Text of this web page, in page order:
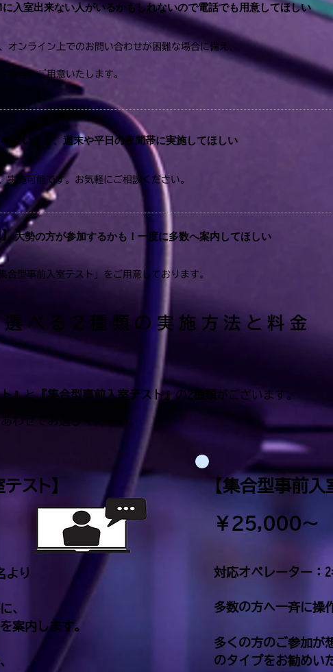
入室出来ない人がいるかもしれないので電話でも用意してほしい
オンライン上でのお問い合わせが困難な場合に備え、
番号もご用意いたします。
すいよう、週末や平日の夜間帯に実施してほしい
実施可能です。お気軽にご相談ください。
大勢の方が参加するかも！一度に多数へ案内してほしい
合型事前入室テスト」をご用意しております。
選べる２種類の実施方法と料金
』と『集合型事前入室テスト』 の2種類 がございます。
わせてお選びください。
スト】
より
、
案内します。
【集合型事前入
￥25,000～
対応オペレーター：
多数の方へ一斉に操
多くの方のご参加が
のタイプをお勧めい